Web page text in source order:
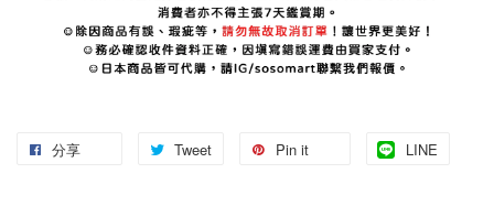
分享 Tweet Pin it LINE